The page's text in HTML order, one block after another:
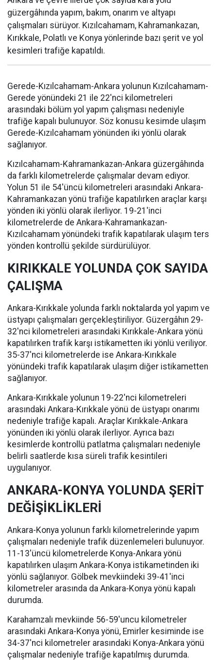
güzergâhında yapım, bakım, onarım ve altyapı
çalışmaları sürüyor. Kızılcahamam, Kahramankazan,
Kırıkkale, Polatlı ve Konya yönlerinde bazı şerit ve yol
kesimleri trafiğe kapatıldı.
Gerede-Kızılcahamam-Ankara yolunun Kızılcahamam-
Gerede yönündeki 21 ile 22'nci kilometreleri
arasındaki bölüm yol yapım çalışması nedeniyle
trafiğe kapalı bulunuyor. Söz konusu kesimde ulaşım
Gerede-Kızılcahamam yönünden iki yönlü olarak
sağlanıyor.
Kızılcahamam-Kahramankazan-Ankara güzergâhında
da farklı kilometrelerde çalışmalar devam ediyor.
Yolun 51 ile 54'üncü kilometreleri arasındaki Ankara-
Kahramankazan yönü trafiğe kapatılırken araçlar karşı
yönden iki yönlü olarak ilerliyor. 19-21'inci
kilometrelerde de Ankara-Kahramankazan-
Kızılcahamam yönündeki trafik kapatılarak ulaşım ters
yönden kontrollü şekilde sürdürülüyor.
KIRIKKALE YOLUNDA ÇOK SAYIDA
ÇALIŞMA
Ankara-Kırıkkale yolunda farklı noktalarda yol yapım ve
üstyapı çalışmaları gerçekleştiriliyor. Güzergâhın 29-
32'nci kilometreleri arasındaki Kırıkkale-Ankara yönü
kapatılırken trafik karşı istikametten iki yönlü veriliyor.
35-37'nci kilometrelerde ise Ankara-Kırıkkale
yönündeki trafik kapatılarak ulaşım diğer istikametten
sağlanıyor.
Ankara-Kırıkkale yolunun 19-22'nci kilometreleri
arasındaki Ankara-Kırıkkale yönü de üstyapı onarımı
nedeniyle trafiğe kapalı. Araçlar Kırıkkale-Ankara
yönünden iki yönlü olarak ilerliyor. Ayrıca bazı
kesimlerde kontrollü patlatma çalışmaları nedeniyle
belirli saatlerde kısa süreli trafik kesintileri
uygulanıyor.
ANKARA-KONYA YOLUNDA ŞERİT
DEĞİŞİKLİKLERİ
Ankara-Konya yolunun farklı kilometrelerinde yapım
çalışmaları nedeniyle trafik düzenlemeleri bulunuyor.
11-13'üncü kilometrelerde Konya-Ankara yönü
kapatılırken ulaşım Ankara-Konya istikametinden iki
yönlü sağlanıyor. Gölbek mevkiindeki 39-41'inci
kilometreler arasında da Ankara-Konya yönü kapalı
durumda.
Karahamzalı mevkiinde 56-59'uncu kilometreler
arasındaki Ankara-Konya yönü, Emirler kesiminde ise
34-37'nci kilometreler arasındaki Konya-Ankara yönü
çalışmalar nedeniyle trafiğe kapatılmış durumda.